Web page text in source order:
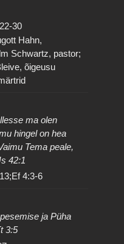
30
Hahn,
Schwartz, pastor;
õigeusu
ma olen
hingel on hea
Tema peale,
42:1
4:3-6
ja Püha
3:5